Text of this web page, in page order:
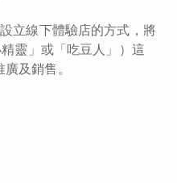
立線下體驗店的方式，將
靈」或「吃豆人」）這
及銷售。